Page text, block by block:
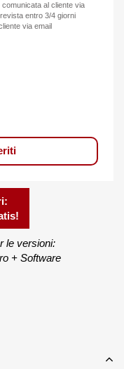
al cliente via
entro 3/4 giorni
via email
le versioni:
+ Software